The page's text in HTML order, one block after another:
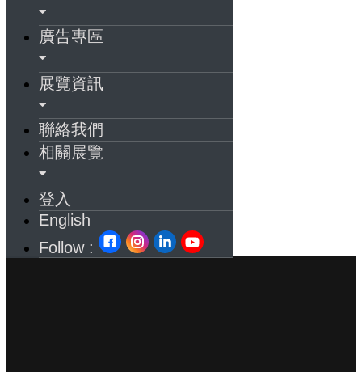
廣告專區
展覽資訊
聯絡我們
相關展覽
登入
English
Follow :